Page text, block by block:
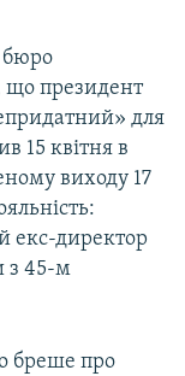
бюро
що президент
для
15 квітня в
виходу 17
екс-директор
з 45-м
бреше про